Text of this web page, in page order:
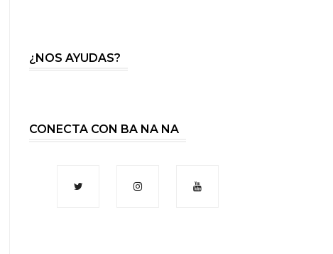
¿NOS AYUDAS?
CONECTA CON BA NA NA